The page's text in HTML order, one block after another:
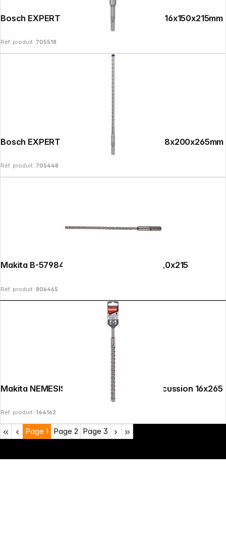
Bosch EXPERT Foret béton SDS plus-7X 16x150x215mm
Réf. produit :705518
Bosch EXPERT Foret béton SDS plus-7X 8x200x265mm
Réf. produit :705448
Makita B-57984 Foret NEMESIS2 SDS+ 6,0x215
Réf. produit :806465
Makita NEMESIS II SDS-PLUS Foret à percussion 16x265
Réf. produit :144162
Page 1 Page 2 Page 3